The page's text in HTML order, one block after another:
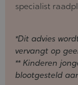
specialist
*Dit advies
vervangt op
** Kinderen
blootgesteld